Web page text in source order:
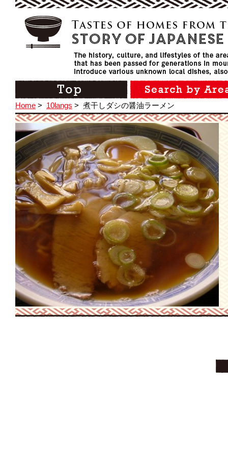
Home > 10langs > 煮干しダシの醤油ラーメン